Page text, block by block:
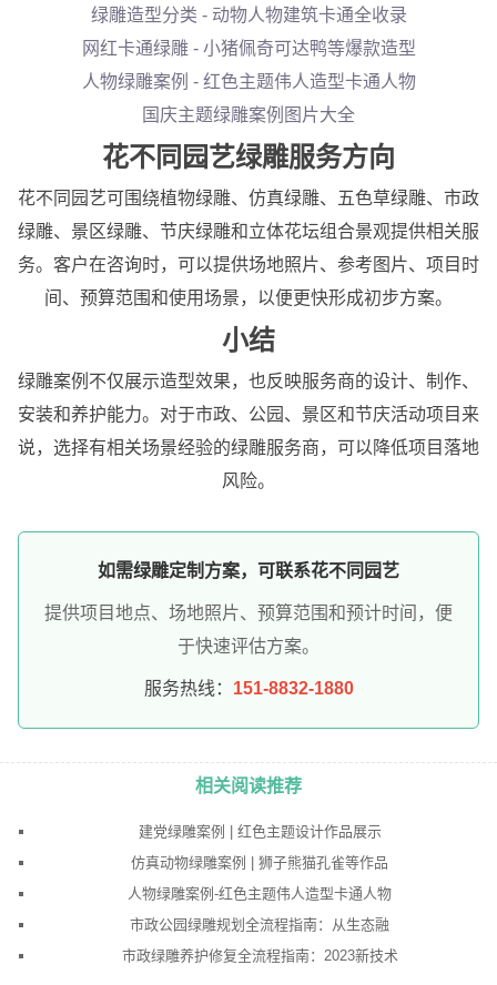
绿雕造型分类 - 动物人物建筑卡通全收录
网红卡通绿雕 - 小猪佩奇可达鸭等爆款造型
人物绿雕案例 - 红色主题伟人造型卡通人物
国庆主题绿雕案例图片大全
花不同园艺绿雕服务方向
花不同园艺可围绕植物绿雕、仿真绿雕、五色草绿雕、市政
绿雕、景区绿雕、节庆绿雕和立体花坛组合景观提供相关服
务。客户在咨询时，可以提供场地照片、参考图片、项目时
间、预算范围和使用场景，以便更快形成初步方案。
小结
绿雕案例不仅展示造型效果，也反映服务商的设计、制作、
安装和养护能力。对于市政、公园、景区和节庆活动项目来
说，选择有相关场景经验的绿雕服务商，可以降低项目落地
风险。
如需绿雕定制方案，可联系花不同园艺
提供项目地点、场地照片、预算范围和预计时间，便
于快速评估方案。
服务热线： 151-8832-1880
相关阅读推荐
建党绿雕案例 | 红色主题设计作品展示
仿真动物绿雕案例 | 狮子熊猫孔雀等作品
人物绿雕案例-红色主题伟人造型卡通人物
市政公园绿雕规划全流程指南：从生态融
市政绿雕养护修复全流程指南：2023新技术